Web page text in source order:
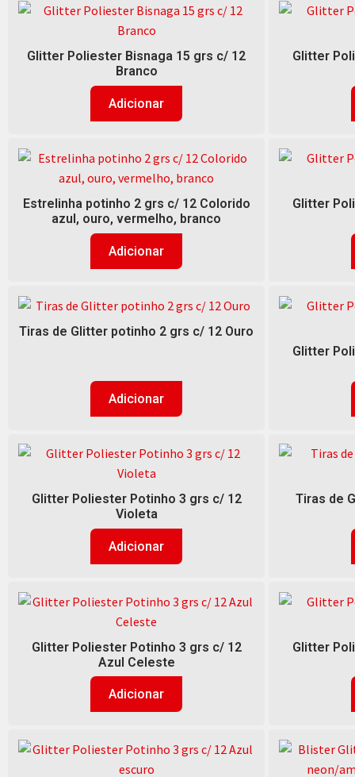
Glitter Poliester Bisnaga 15 grs c/ 12
Branco
Adicionar
Glitter
Estrelinha potinho 2 grs c/ 12 Colorido
azul, ouro, vermelho, branco
Adicionar
Glitter
Tiras de Glitter potinho 2 grs c/ 12 Ouro
Adicionar
Glitter
Glitter Poliester Potinho 3 grs c/ 12
Violeta
Adicionar
Tiras de
Glitter Poliester Potinho 3 grs c/ 12
Azul Celeste
Adicionar
Glitter